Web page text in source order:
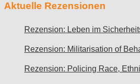
Aktuelle Rezensionen
Rezension: Leben im
Rezension: Militarisation of
Rezension: Policing Race,